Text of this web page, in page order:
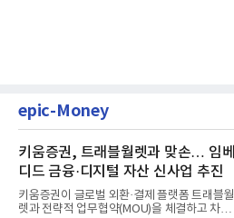
epic-Money
키움증권, 트래블월렛과 맞손… 임베
디드 금융·디지털 자산 신사업 추진
키움증권이 글로벌 외환·결제 플랫폼 트래블월
렛과 전략적 업무협약(MOU)을 체결하고 차세